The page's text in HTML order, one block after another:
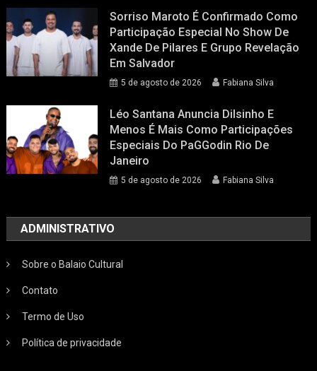
Sorriso Maroto É Confirmado Como
Participação Especial No Show De
Xande De Pilares E Grupo Revelação
Em Salvador
5 de agosto de 2026 Fabiana Silva
Léo Santana Anuncia Dilsinho E
Menos É Mais Como Participações
Especiais Do PaGGodin Rio De
Janeiro
5 de agosto de 2026 Fabiana Silva
ADMINISTRATIVO
Sobre o Balaio Cultural
Contato
Termo de Uso
Política de privacidade